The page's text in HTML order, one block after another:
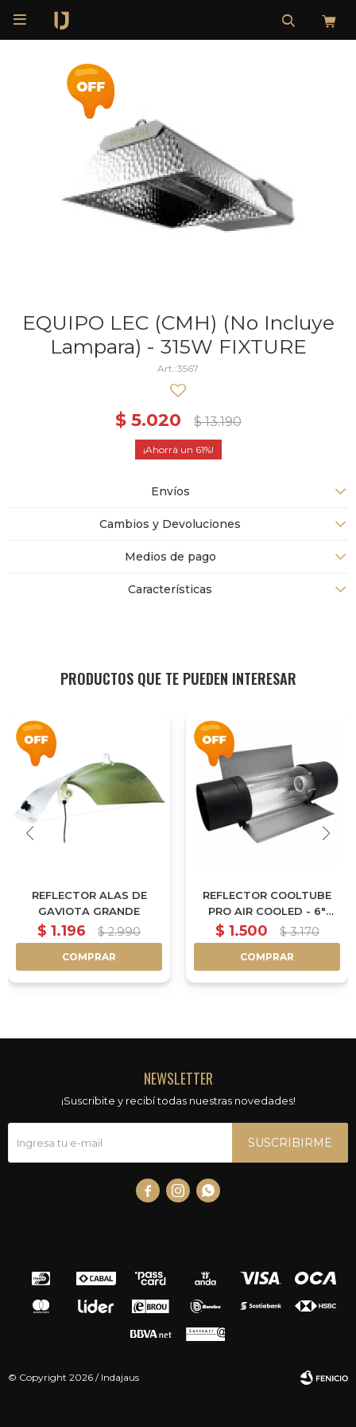

EQUIPO LEC (CMH) (No Incluye
Lampara) - 315W FIXTURE
3567
$ 5.020 $ 13.190
61
Envíos
Cambios y Devoluciones
Medios de pago
Características
PRODUCTOS QUE TE PUEDEN INTERESAR
REFLECTOR ALAS DE
GAVIOTA GRANDE
$ 1.196 $ 2.990
COMPRAR
REFLECTOR COOLTUBE
PRO AIR COOLED - 6"
|152MM - 62CM
$ 1.500 $ 3.170
COMPRAR
NEWSLETTER
¡Suscribite y recibí todas nuestras novedades!
SUSCRIBIRME
  
© Copyright 2026 / Indajaus